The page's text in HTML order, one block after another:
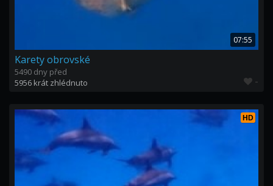
07:55
Karety obrovské
5490 dny před
5956 krát zhlédnuto
-
HD